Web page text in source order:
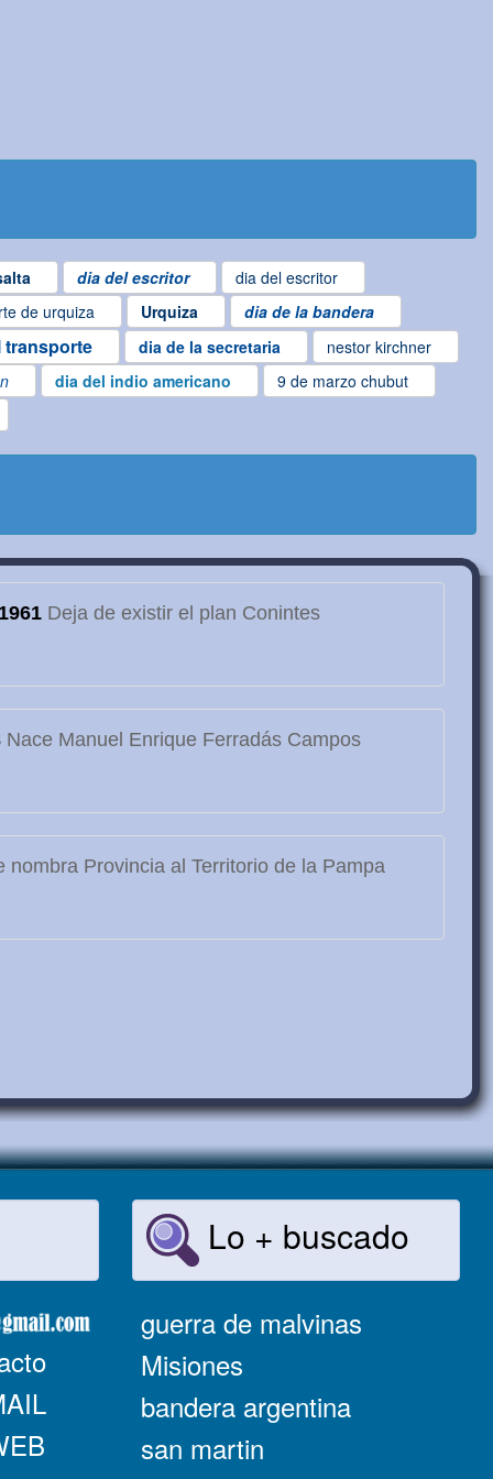
dia del escritor dia del escritor
de urquiza Urquiza
dia de la bandera
transporte dia de la secretaria
nestor kirchner
dia del indio americano 9 de marzo chubut
1961Deja de existir el plan Conintes
Nace Manuel Enrique Ferradás Campos
nombra Provincia al Territorio de la Pampa
Lo + buscado
guerra de malvinas
Misiones
bandera argentina
san martin